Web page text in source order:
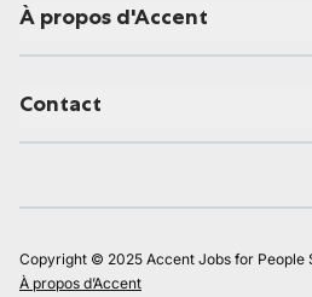
À propos d'Accent
Contact
Copyright © 2025 Accent Jobs for People
À propos d’Accent